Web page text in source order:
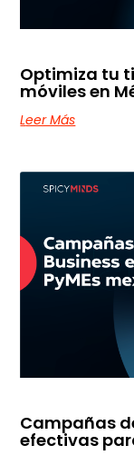
Optimiza tu
móviles en
Leer Más
Campañas
efectivas